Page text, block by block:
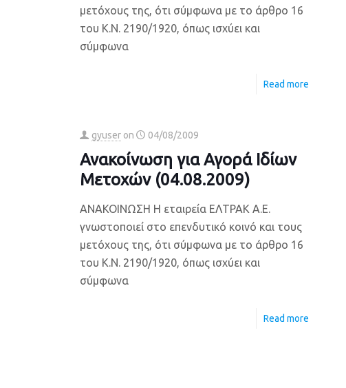
μετόχους της, ότι σύμφωνα με το άρθρο 16
του Κ.Ν. 2190/1920, όπως ισχύει και
σύμφωνα
Read more
gyuser on 04/08/2009
Ανακοίνωση για Αγορά Ιδίων
Μετοχών (04.08.2009)
ΑΝΑΚΟΙΝΩΣΗ Η εταιρεία ΕΛΤΡΑΚ Α.Ε.
γνωστοποιεί στο επενδυτικό κοινό και τους
μετόχους της, ότι σύμφωνα με το άρθρο 16
του Κ.Ν. 2190/1920, όπως ισχύει και
σύμφωνα
Read more